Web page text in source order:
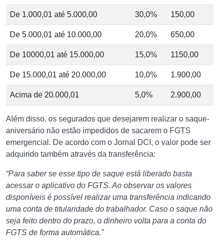
De 1.000,01 até 5.000,00 30,0% 150,00
De 5.000,01 até 10.000,00 20,0% 650,00
De 10000,01 até 15.000,00 15,0% 1150,00
De 15.000,01 até 20.000,00 10,0% 1.900,00
Acima de 20.000,01 5,0% 2.900,00
Além disso, os segurados que desejarem realizar o saque-
aniversário não estão impedidos de sacarem o FGTS
emergencial. De acordo com o Jornal DCI, o valor pode ser
adquirido também através da transferência:
“Para saber se esse tipo de saque está liberado basta
acessar o aplicativo do FGTS. Ao observar os valores
disponíveis é possível realizar uma transferência indicando
uma conta de titularidade do trabalhador. Caso o saque não
seja feito dentro do prazo, o dinheiro volta para a conta do
FGTS de forma automática.”